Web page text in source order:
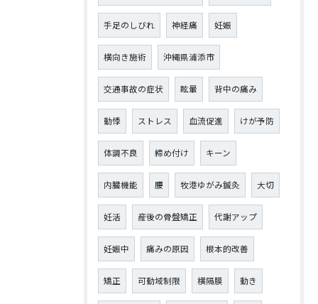
手足のしびれ 神経痛 妊娠
横向き施術 沖縄県浦添市
交通事故の症状 眩暈 背中の痛み
動悸 ストレス 血流促進 けが予防
体調不良 締め付け キーン
内臓機能 腰 牧港ゆがみ鍼灸 大切
妊活 産後の骨盤矯正 代謝アップ
妊娠中 痛みの原因 根本的改善
矯正 可動域制限 横隔膜 動き